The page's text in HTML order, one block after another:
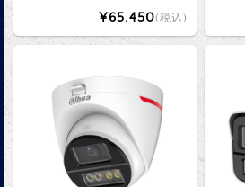
¥65,450(税込)